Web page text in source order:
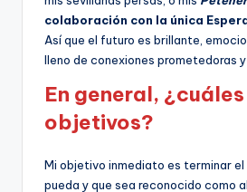
colaboración con la única
Así que el futuro es brillante,
lleno de conexiones prometedoras
En general,
objetivos?
Mi objetivo inmediato es terminar el
pueda y que sea reconocido como